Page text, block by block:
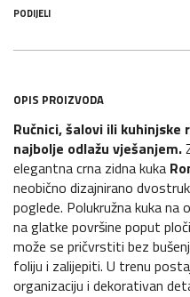
PODIJELI
OPIS PROIZVODA
Ručnici, šalovi ili
najbolje odlažu vješanjem.
elegantna crna zidna kuka
neobično dizajnirano
poglede. Polukružna kuka
na glatke površine poput
može se pričvrstiti bez
foliju i zalijepiti. U trenu
organizaciju i dekorativan